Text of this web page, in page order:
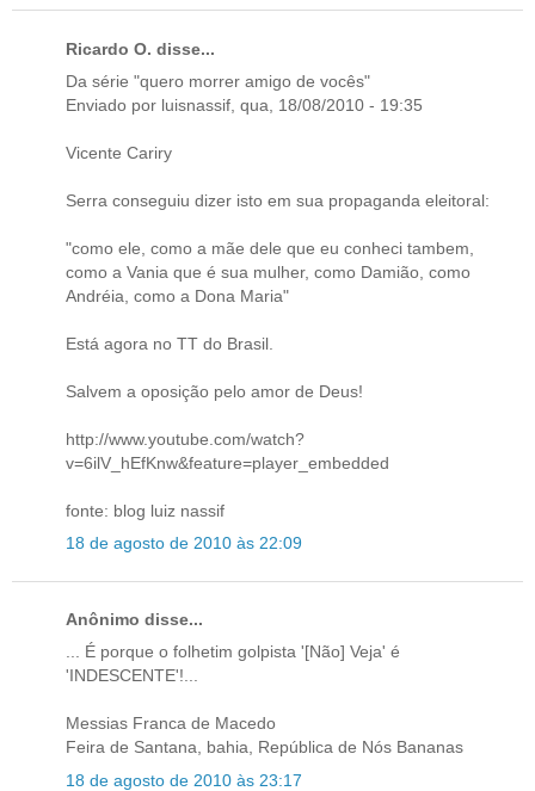
Ricardo O. disse...
Da série "quero morrer amigo de vocês"
Enviado por luisnassif, qua, 18/08/2010 - 19:35
Vicente Cariry
Serra conseguiu dizer isto em sua propaganda eleitoral:
"como ele, como a mãe dele que eu conheci tambem,
como a Vania que é sua mulher, como Damião, como
Andréia, como a Dona Maria"
Está agora no TT do Brasil.
Salvem a oposição pelo amor de Deus!
http://www.youtube.com/watch?
v=6ilV_hEfKnw&feature=player_embedded
fonte: blog luiz nassif
18 de agosto de 2010 às 22:09
Anônimo disse...
... É porque o folhetim golpista '[Não] Veja' é
'INDESCENTE'!...
Messias Franca de Macedo
Feira de Santana, bahia, República de Nós Bananas
18 de agosto de 2010 às 23:17